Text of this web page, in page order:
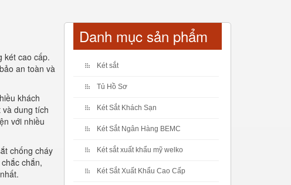
két cao cấp.
an toàn và
khách
dung tích
với nhiều
chống cháy
chắn,
Danh mục sản phẩm
Két sắt
Tủ Hồ Sơ
Két Sắt Khách Sạn
Két Sắt Ngân Hàng BEMC
Két sắt xuất khẩu mỹ welko
Két Sắt Xuất Khẩu Cao Cấp